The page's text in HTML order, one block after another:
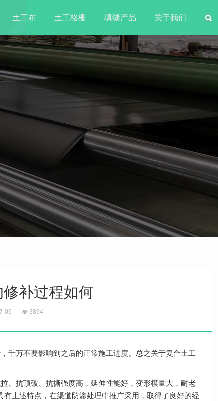
土工布 土工格栅 填缝产品 关于我们
补过程如何
06 3894
千万不要影响到之后的正常施工进度。总之关于复合土工
、抗顶破、抗撕强度高，延伸性能好，变形模量大，耐老
上述特点，在渠道防渗处理中推广采用，取得了良好的经